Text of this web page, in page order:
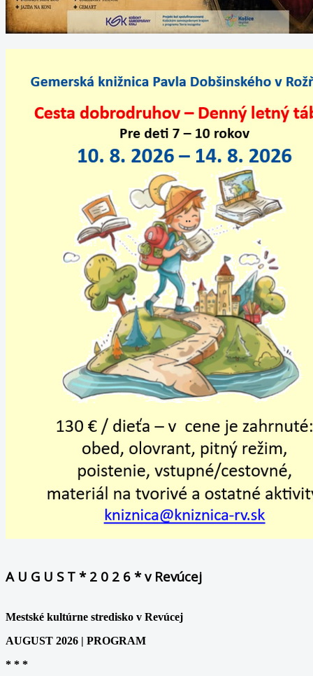
A U G U S T * 2 0 2 6 * v Revúcej
Mestské kultúrne stredisko v Revúcej
AUGUST 2026 | PROGRAM
* * *